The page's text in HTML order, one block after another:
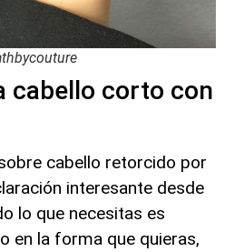
cabello corto con
cabello retorcido por
interesante desde
lo que necesitas es
en la forma que quieras,